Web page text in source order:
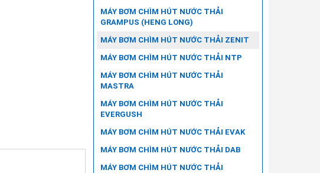
MÁY BƠM CHÌM HÚT NƯỚC THẢI
GRAMPUS (HENG LONG)
MÁY BƠM CHÌM HÚT NƯỚC THẢI ZENIT
MÁY BƠM CHÌM HÚT NƯỚC THẢI NTP
MÁY BƠM CHÌM HÚT NƯỚC THẢI
MASTRA
MÁY BƠM CHÌM HÚT NƯỚC THẢI
EVERGUSH
MÁY BƠM CHÌM HÚT NƯỚC THẢI EVAK
MÁY BƠM CHÌM HÚT NƯỚC THẢI DAB
MÁY BƠM CHÌM HÚT NƯỚC THẢI